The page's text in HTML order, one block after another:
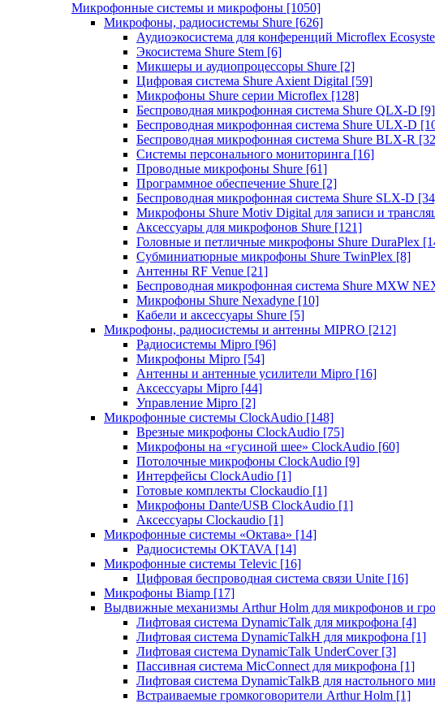
Микрофонные системы и микрофоны [1050]
Микрофоны, радиосистемы Shure [626]
Аудиоэкосистема для конференций Microflex
Экосистема Shure Stem [6]
Микшеры и аудиопроцессоры Shure [2]
Цифровая система Shure Axient Digital [59]
Микрофоны Shure серии Microflex [128]
Беспроводная микрофонная система Shure QLX-D [9]
Беспроводная микрофонная система Shure ULX-D
Беспроводная микрофонная система Shure BLX-R
Системы персонального мониторинга [16]
Проводные микрофоны Shure [61]
Программное обеспечение Shure [2]
Беспроводная микрофонная система Shure SLX-D
Микрофоны Shure Motiv Digital для записи и
Аксессуары для микрофонов Shure [121]
Головные и петличные микрофоны Shure DuraPlex
Субминиатюрные микрофоны Shure TwinPlex [8]
Антенны RF Venue [21]
Беспроводная микрофонная система Shure MXW
Микрофоны Shure Nexadyne [10]
Кабели и аксессуары Shure [5]
Микрофоны, радиосистемы и антенны MIPRO [212]
Радиосистемы Mipro [96]
Микрофоны Mipro [54]
Антенны и антенные усилители Mipro [16]
Аксессуары Mipro [44]
Управление Mipro [2]
Микрофонные системы ClockAudio [148]
Врезные микрофоны ClockAudio [75]
Микрофоны на «гусиной шее» ClockAudio [60]
Потолочные микрофоны ClockAudio [9]
Интерфейсы ClockAudio [1]
Готовые комплекты Clockaudio [1]
Микрофоны Dante/USB ClockAudio [1]
Аксессуары Clockaudio [1]
Микрофонные системы «Октава» [14]
Радиосистемы OKTAVA [14]
Микрофонные системы Televic [16]
Цифровая беспроводная система связи Unite [16]
Микрофоны Biamp [17]
Выдвижные механизмы Arthur Holm для микрофонов и
Лифтовая система DynamicTalk для микрофона [4]
Лифтовая система DynamicTalkH для микрофона [1]
Лифтовая система DynamicTalk UnderCover [3]
Пассивная система MicConnect для микрофона [1]
Лифтовая система DynamicTalkB для настольного
Встраиваемые громкоговорители Arthur Holm [1]